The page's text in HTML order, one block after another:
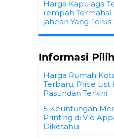
Harga Kapulaga
rempah Termahal
jahean Yang Terus
Informasi
Harga Rumah
Terbaru, Price List
Pasundan Terkini
5 Keuntungan
Printing di Vlo
Diketahui